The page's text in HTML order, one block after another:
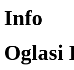
Info
Oglasi